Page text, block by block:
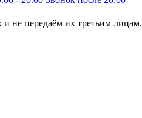
не передаём их третьим лицам.